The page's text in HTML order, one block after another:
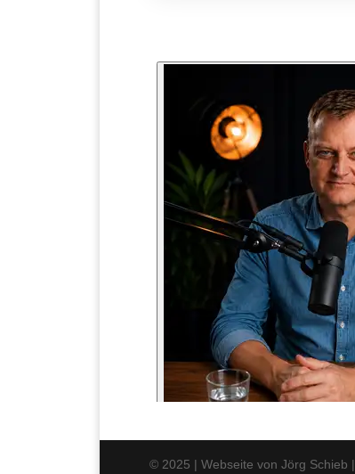
© 2025 | Webseite von Jörg Schieb |